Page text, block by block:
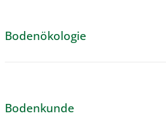
Bodenökologie
Bodenkunde